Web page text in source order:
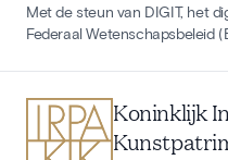
Met de steun van DIGIT, het
Federaal Wetenschapsbeleid
Koninklijk